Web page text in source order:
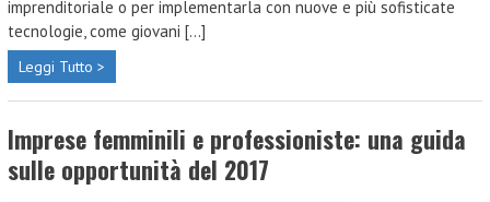
imprenditoriale o per implementarla con nuove e più sofisticate
tecnologie, come giovani [...]
Leggi Tutto >
Imprese femminili e professioniste: una guida
sulle opportunità del 2017